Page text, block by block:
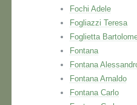
Fochi Adele
Fogliazzi Teresa
Foglietta
Fontana
Fontana
Fontana Arnaldo
Fontana Carlo